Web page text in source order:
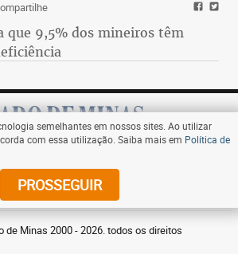
semelhantes em nossos sites. Ao utilizar
com essa utilização. Saiba mais em Política de
PROSSEGUIR
que 9,5% dos mineiros têm
Assine
de Minas 2000 - 2026. todos os direitos